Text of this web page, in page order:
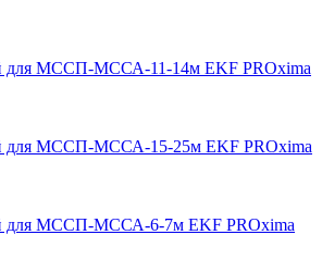
для МССП-МССА-11-14м EKF PROxima
для МССП-МССА-15-25м EKF PROxima
для МССП-МССА-6-7м EKF PROxima